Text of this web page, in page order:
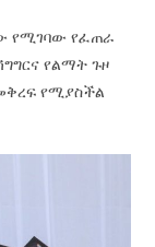
የሚገባው የፈጠራ
የልማት ጉዞ
የሚያስችል